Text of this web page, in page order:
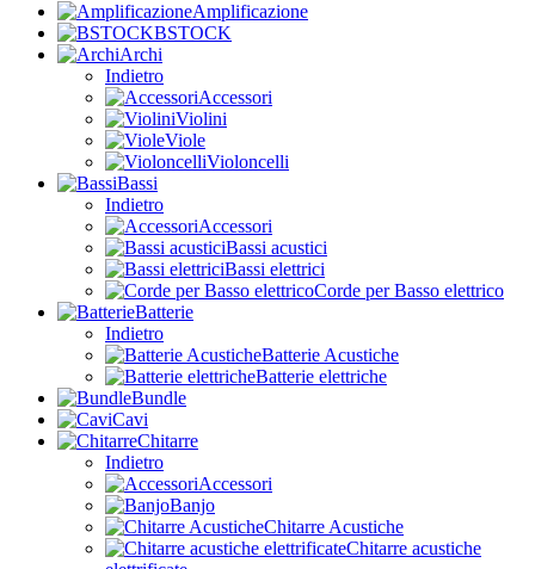
Amplificazione
BSTOCK
Archi
Indietro
Accessori
Violini
Viole
Violoncelli
Bassi
Indietro
Accessori
Bassi acustici
Bassi elettrici
Corde per Basso elettrico
Batterie
Indietro
Batterie Acustiche
Batterie elettriche
Bundle
Cavi
Chitarre
Indietro
Accessori
Banjo
Chitarre Acustiche
Chitarre acustiche